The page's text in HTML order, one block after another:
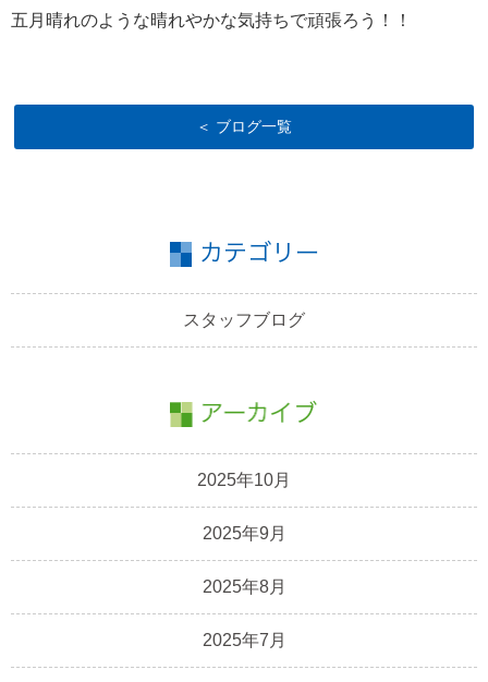
五月晴れのような晴れやかな気持ちで頑張ろう！！
＜ ブログ一覧
スタッフブログ
2025年10月
2025年9月
2025年8月
2025年7月